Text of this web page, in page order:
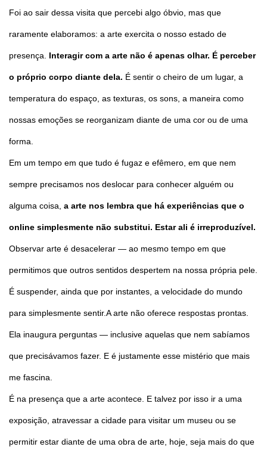
Foi ao sair dessa visita que percebi algo óbvio, mas que
raramente elaboramos: a arte exercita o nosso estado de
presença. Interagir com a arte não é apenas olhar. É perceber
o próprio corpo diante dela. É sentir o cheiro de um lugar, a
temperatura do espaço, as texturas, os sons, a maneira como
nossas emoções se reorganizam diante de uma cor ou de uma
forma.
Em um tempo em que tudo é fugaz e efêmero, em que nem
sempre precisamos nos deslocar para conhecer alguém ou
alguma coisa, a arte nos lembra que há experiências que o
online simplesmente não substitui. Estar ali é irreproduzível.
Observar arte é desacelerar — ao mesmo tempo em que
permitimos que outros sentidos despertem na nossa própria pele.
É suspender, ainda que por instantes, a velocidade do mundo
para simplesmente sentir.A arte não oferece respostas prontas.
Ela inaugura perguntas — inclusive aquelas que nem sabíamos
que precisávamos fazer. E é justamente esse mistério que mais
me fascina.
É na presença que a arte acontece. E talvez por isso ir a uma
exposição, atravessar a cidade para visitar um museu ou se
permitir estar diante de uma obra de arte, hoje, seja mais do que